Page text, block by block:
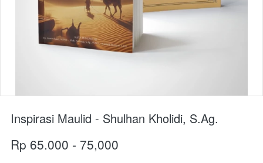
Inspirasi Maulid - Shulhan Kholidi, S.Ag.
Rp 65.000 - 75,000